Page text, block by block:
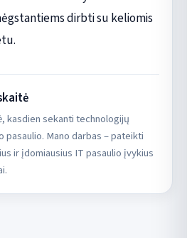
dirbti su keliomis
kasdien sekanti technologijų
pasaulio. Mano darbas – pateikti
ir įdomiausius IT pasaulio įvykius